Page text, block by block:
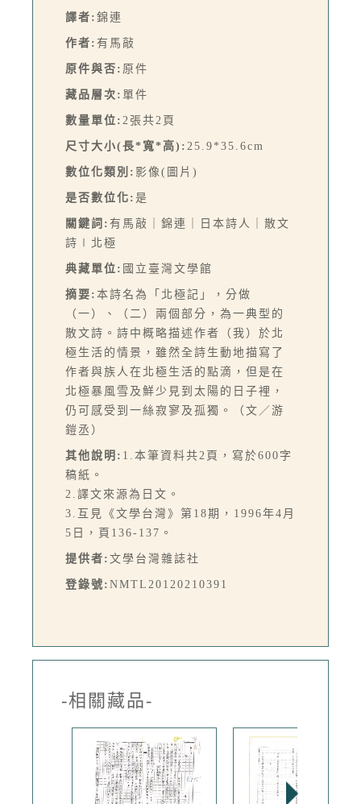
譯者: 錦連
作者: 有馬敲
原件與否: 原件
藏品層次: 單件
數量單位: 2張共2頁
尺寸大小(長*寬*高): 25.9*35.6cm
數位化類別: 影像(圖片)
是否數位化: 是
關鍵詞: 有馬敲｜錦連｜日本詩人｜散文
詩∣北極
典藏單位: 國立臺灣文學館
摘要: 本詩名為「北極記」，分做
（一）、（二）兩個部分，為一典型的
散文詩。詩中概略描述作者（我）於北
極生活的情景，雖然全詩生動地描寫了
作者與族人在北極生活的點滴，但是在
北極暴風雪及鮮少見到太陽的日子裡，
仍可感受到一絲寂寥及孤獨。（文／游
鎧丞）
其他說明: 1.本筆資料共2頁，寫於600字
稿紙。
2.譯文來源為日文。
3.互見《文學台灣》第18期，1996年4月
5日，頁136-137。
提供者: 文學台灣雜誌社
登錄號: NMTL20120210391
-相關藏品-